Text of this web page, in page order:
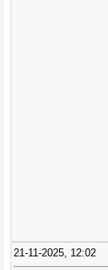
21-11-2025, 12:02